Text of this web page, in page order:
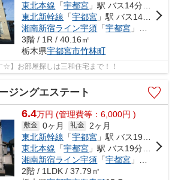
東北本線 「宇都宮 」駅 バス14分 「豊郷南小学校前」 停歩7分
東北新幹線 「宇都宮 」駅 バス14分 「豊郷南小学校前」 停歩7分
湘南新宿ライン宇須 「宇都宮 」駅 バス18分 「豊郷南小学校前」 停歩8分
3階 / 1R / 40.16㎡
栃木県宇都宮市竹林町
☆】お部屋探しは三和住宅まで！！
ジングエステート
6.4万円 (管理費等：6,000円 )
敷金 0ヶ月 礼金
2ヶ月
東北新幹線 「宇都宮 」駅 バス19分 「御幸本町中」 停歩7分車12分 3.6km
東北本線 「宇都宮 」駅 バス19分 「御幸本町中」 停歩7分
湘南新宿ライン宇須 「宇都宮 」駅 バス19分 「御幸本町中」 停歩7分
2階 / 1LDK / 37.79㎡